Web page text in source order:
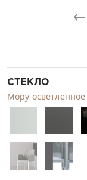
СТЕКЛО
Мору осветленное